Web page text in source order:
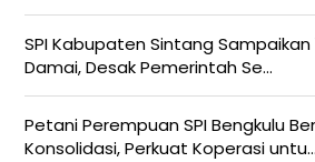
SPI Kabupaten Sintang Sampaikan
Damai, Desak Pemerintah Se...
Petani Perempuan SPI Bengkulu
Konsolidasi, Perkuat Koperasi untu...